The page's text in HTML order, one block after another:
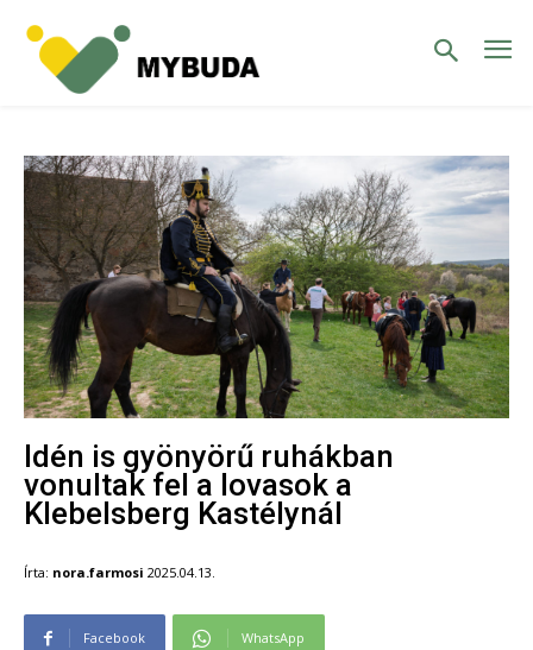
Idén is gyönyörű ruhákban
vonultak fel a lovasok a
Klebelsberg Kastélynál
Írta: nora.farmosi 2025.04.13.
Facebook WhatsApp